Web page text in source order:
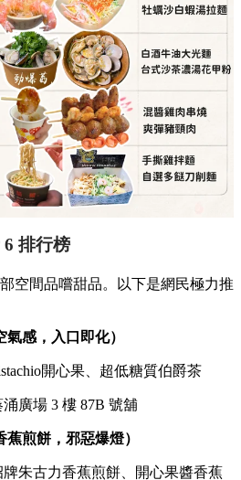
排行榜
空間品嚐甜品。以下是網民極力推
感，入口即化）
開心果、超低糖質伯爵茶
涌廣場 3 樓 87B 號舖
煎餅，邪惡爆燈）
牌朱古力香蕉煎餅、開心果醬香蕉